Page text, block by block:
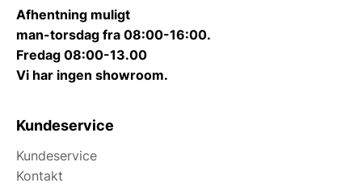
Afhentning muligt
man-torsdag fra 08:00-16:00.
Fredag 08:00-13.00
Vi har ingen showroom.
Kundeservice
Kundeservice
Kontakt